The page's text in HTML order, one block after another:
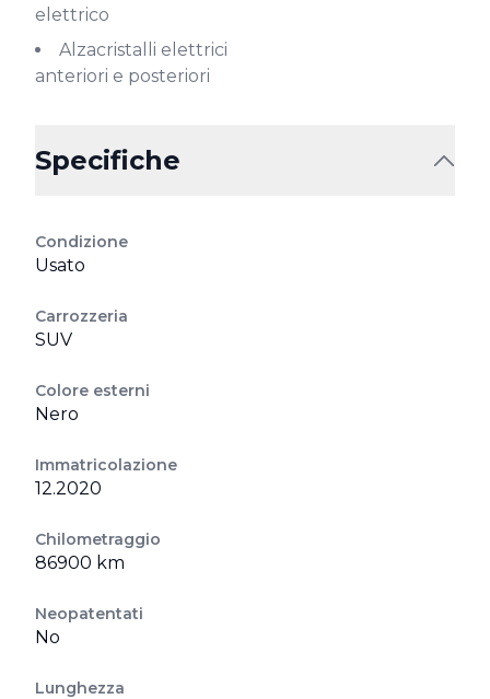
elettrico
Alzacristalli elettrici
anteriori e posteriori
Specifiche
Condizione
Usato
Carrozzeria
SUV
Colore esterni
Nero
Immatricolazione
12.2020
Chilometraggio
86900 km
Neopatentati
No
Lunghezza